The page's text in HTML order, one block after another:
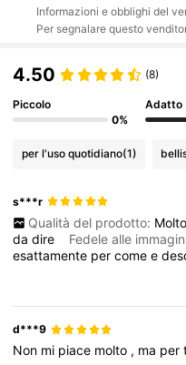
Informazioni e obblighi del
Per segnalare questo
4.50 (8)
Piccolo
0%
Adatto
per l'uso quotidiano(1)
s***r
Qualità del prodotto: Molto
dadire Fedele alle
esattamente percomee
d***9
Non mi piace molto , ma per